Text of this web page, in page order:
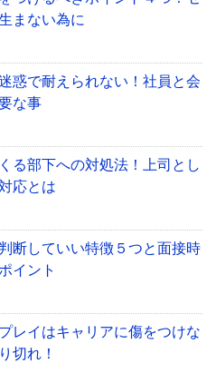
まない為に
惑で耐えられない！社員と会
な事
る部下への対処法！上司とし
応とは
断していい特徴５つと面接時
イント
レイはキャリアに傷をつけな
切れ！